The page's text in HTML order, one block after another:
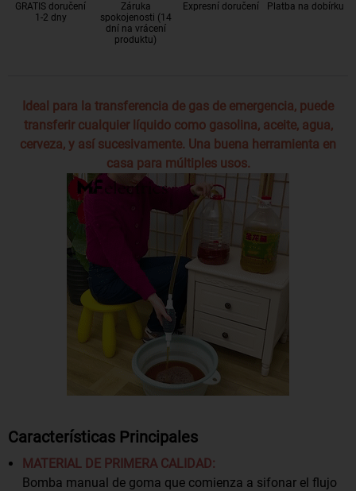
GRATIS doručení
1-2 dny
Záruka
spokojenosti (14
dní na vrácení
produktu)
Expresní doručení Platba na dobírku
Ideal para la transferencia de gas de emergencia, puede
transferir cualquier líquido como gasolina, aceite, agua,
cerveza, y así sucesivamente. Una buena herramienta en
casa para múltiples usos.
Características Principales
MATERIAL DE PRIMERA CALIDAD:
Bomba manual de goma que comienza a sifonar el flujo